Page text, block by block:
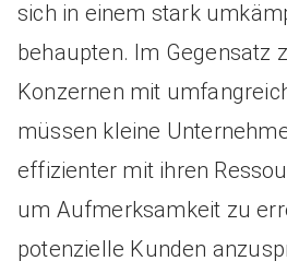
sich in einem stark
behaupten. Im Gegensatz
Konzernen mit
müssen kleine
effizienter mit ihren
um Aufmerksamkeit zu
potenzielle Kunden